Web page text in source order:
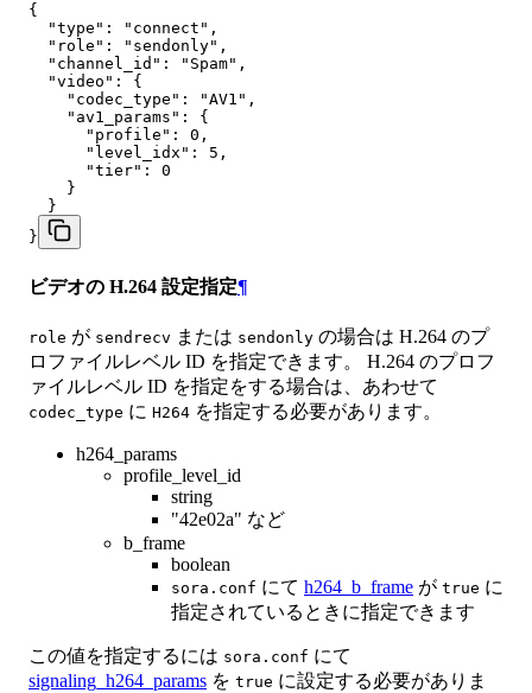
{
  "type": "connect",
  "role": "sendonly",
  "channel_id": "Spam",
  "video": {
    "codec_type": "AV1",
    "av1_params": {
      "profile": 0,
      "level_idx": 5,
      "tier": 0
    }
  }
}
ビデオの H.264 設定指定¶
role が sendrecv または sendonly の場合は H.264 のプ
ロファイルレベル ID を指定できます。 H.264 のプロフ
ァイルレベル ID を指定をする場合は、あわせて
codec_type に H264 を指定する必要があります。
h264_params
profile_level_id
string
"42e02a" など
b_frame
boolean
sora.conf にて h264_b_frame が true に
指定されているときに指定できます
この値を指定するには sora.conf にて
signaling_h264_params を true に設定する必要がありま